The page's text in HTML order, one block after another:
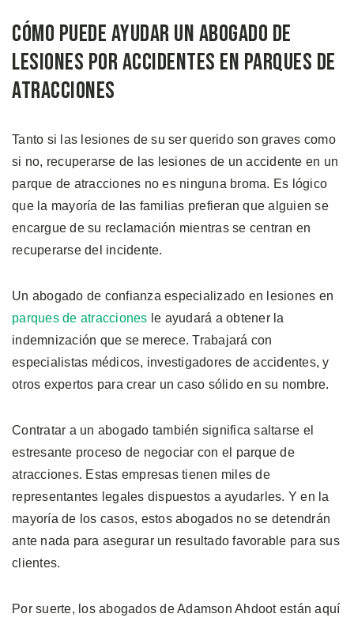
Cómo Puede Ayudar Un Abogado de
Lesiones por Accidentes en Parques de
Atracciones
Tanto si las lesiones de su ser querido son graves como
si no, recuperarse de las lesiones de un accidente en un
parque de atracciones no es ninguna broma. Es lógico
que la mayoría de las familias prefieran que alguien se
encargue de su reclamación mientras se centran en
recuperarse del incidente.
Un abogado de confianza especializado en lesiones en
parques de atracciones le ayudará a obtener la
indemnización que se merece. Trabajará con
especialistas médicos, investigadores de accidentes, y
otros expertos para crear un caso sólido en su nombre.
Contratar a un abogado también significa saltarse el
estresante proceso de negociar con el parque de
atracciones. Estas empresas tienen miles de
representantes legales dispuestos a ayudarles. Y en la
mayoría de los casos, estos abogados no se detendrán
ante nada para asegurar un resultado favorable para sus
clientes.
Por suerte, los abogados de Adamson Ahdoot están aquí